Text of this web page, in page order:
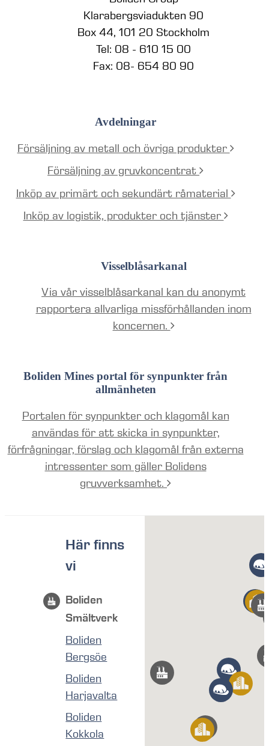
Klarabergsviadukten 90
Box 44, 101 20 Stockholm
Tel: 08 - 610 15 00
Fax: 08- 654 80 90
Avdelningar
Försäljning av metall och övriga produkter
Försäljning av gruvkoncentrat
Inköp av primärt och sekundärt råmaterial
Inköp av logistik, produkter och tjänster
Visselblåsarkanal
Via vår visselblåsarkanal kan du anonymt
rapportera allvarliga missförhållanden inom
koncernen.
Boliden Mines portal för synpunkter från
allmänheten
Portalen för synpunkter och klagomål kan
användas för att skicka in synpunkter,
förfrågningar, förslag och klagomål från externa
intressenter som gäller Bolidens
gruvverksamhet.
Här finns
vi
Boliden
Smältverk
Boliden
Bergsöe
Boliden
Harjavalta
Boliden
Kokkola